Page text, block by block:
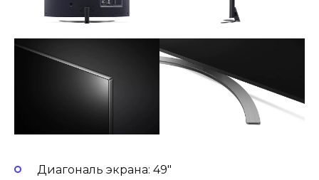
Диагональ экрана: 49″